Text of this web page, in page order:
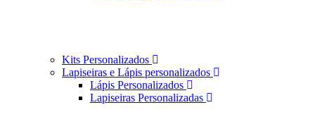
Kits Personalizados
Lapiseiras e Lápis personalizados
Lápis Personalizados
Lapiseiras Personalizadas